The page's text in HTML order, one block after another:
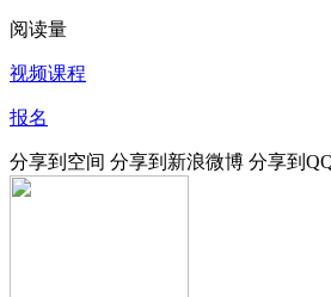
阅读量
视频课程
报名
分享到空间 分享到新浪微博 分享到